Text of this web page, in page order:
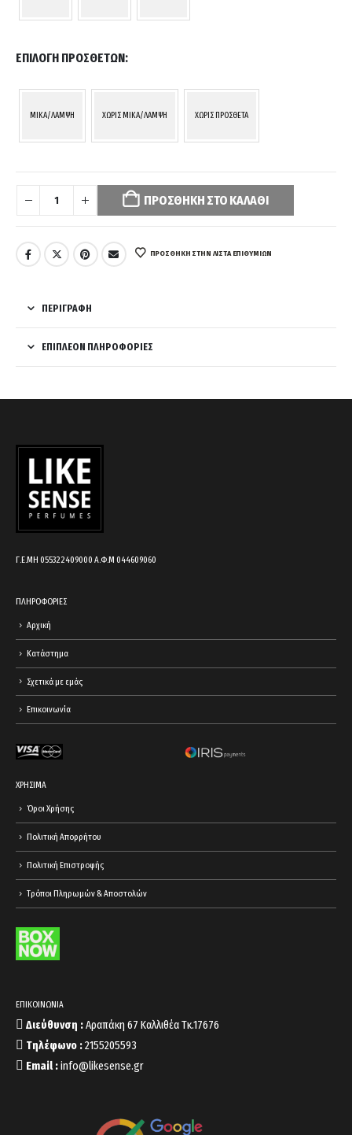
ΕΠΙΛΟΓΉ ΠΡΌΣΘΕΤΩΝ
MIKA/ΛΑΜΨΗ ΧΩΡΙΣ MIKA/ΛΑΜΨΗ ΧΩΡΙΣ ΠΡΟΣΘΕΤΑ
Your
selection
has
been
Please
product
options
before
cart.
ΠΡΟΣΘΉΚΗ ΣΤΟ ΚΑΛΆΘΙ
ΠΡΌΣΘΉΚΗ ΣΤΗΝ ΛΊΣΤΑ ΕΠΙΘΥΜΙΏΝ
ΠΕΡΙΓΡΑΦΉ
ΕΠΙΠΛΈΟΝ ΠΛΗΡΟΦΟΡΊΕΣ
Γ.Ε.ΜΗ 055322409000 Α.Φ.Μ 044609060
ΠΛΗΡΟΦΟΡΙΕΣ
Αρχική
Κατάστημα
Σχετικά με εμάς
Επικοινωνία
ΧΡΗΣΙΜΑ
Όροι Χρήσης
Πολιτική Απορρήτου
Πολιτική Επιστροφής
Τρόποι Πληρωμών & Αποστολών
ΕΠΙΚΟΙΝΩΝΙΑ
Διεύθυνση :Αραπάκη 67 Καλλιθέα Τκ.17676
Τηλέφωνο :2155205593
Email :info@likesense.gr